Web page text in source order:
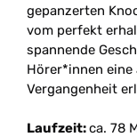
gepanzerten
vom perfekt
spannende
Hörer*innen eine
Vergangenheit
Laufzeit:ca. 78